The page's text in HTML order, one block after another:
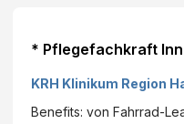
* Pflegefachkraft
KRH Klinikum Region
Benefits: von Fahrrad-